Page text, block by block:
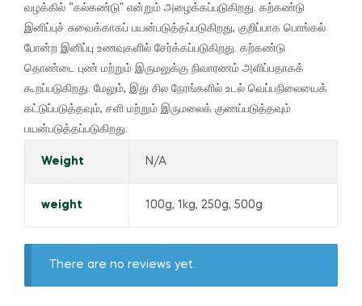
வழக்கில் “கல்கண்டு” என்றும் அழைக்கப்படுகிறது. கற்கண்டு
இனிப்புச் சுவைக்காகப் பயன்படுத்தப்படுகிறது, குறிப்பாக பொங்கல்
போன்ற இனிப்பு உணவுகளில் சேர்க்கப்படுகிறது. கற்கண்டு
தொண்டை புண் மற்றும் இருமலுக்கு நிவாரணம் அளிப்பதாகக்
கூறப்படுகிறது. மேலும், இது சில நேரங்களில் உடல் வெப்பநிலையைக்
கட்டுப்படுத்தவும், சளி மற்றும் இருமலைக் குணப்படுத்தவும்
பயன்படுத்தப்படுகிறது.
Weight N/A
weight 100g, 1kg, 250g, 500g
There are no reviews yet.